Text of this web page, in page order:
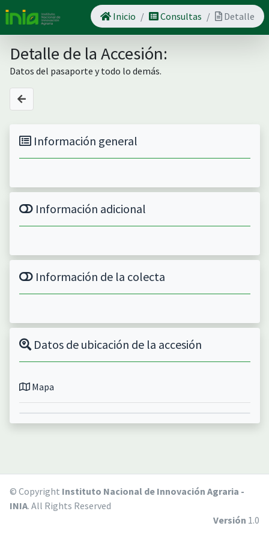
Inicio Consultas Detalle
Detalle de la Accesión:
Datos del pasaporte y todo lo demás.
Información general
Información adicional
Información de la colecta
Datos de ubicación de la accesión
Mapa
© Copyright Instituto Nacional de Innovación Agraria -
INIA. All Rights Reserved
Versión 1.0